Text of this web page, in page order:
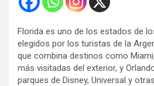
Florida es uno de los estados de
elegidos por los turistas de la
que combina destinos como
más visitadas del exterior, y
parques de Disney, Universal y